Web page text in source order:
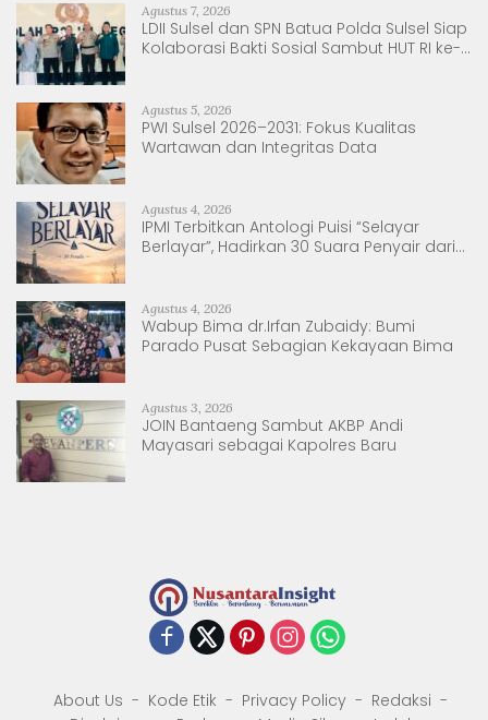
Agustus 7, 2026
LDII Sulsel dan SPN Batua Polda Sulsel Siap
Kolaborasi Bakti Sosial Sambut HUT RI ke-
Agustus 5, 2026
PWI Sulsel 2026–2031: Fokus Kualitas
Wartawan dan Integritas Data
Agustus 4, 2026
IPMI Terbitkan Antologi Puisi “Selayar
Berlayar”, Hadirkan 30 Suara Penyair dari
Agustus 4, 2026
Wabup Bima dr.Irfan Zubaidy: Bumi
Parado Pusat Sebagian Kekayaan Bima
Agustus 3, 2026
JOIN Bantaeng Sambut AKBP Andi
Mayasari sebagai Kapolres Baru
About Us Kode Etik Privacy Policy
Redaksi